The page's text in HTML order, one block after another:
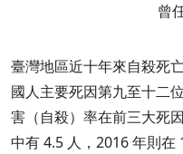
曾
臺灣地區近十年來自殺死
國人主要死因第九至十二
害（自殺）率在前三大死
中有 4.5 人，2016 年則在